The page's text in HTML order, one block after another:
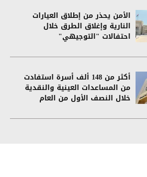
الأمن يحذر من إطلاق العيارات
النارية وإغلاق الطرق خلال
احتفالات "التوجيهي"
أكثر من 148 ألف أسرة استفادت
من المساعدات العينية والنقدية
خلال النصف الأول من العام